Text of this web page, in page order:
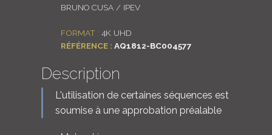
BRUNO CUSA / IPEV
FORMAT : 4K UHD
RÉFÉRENCE : AQ1812-BC004577
Description
L'utilisation de certaines séquences est
soumise à une approbation préalable